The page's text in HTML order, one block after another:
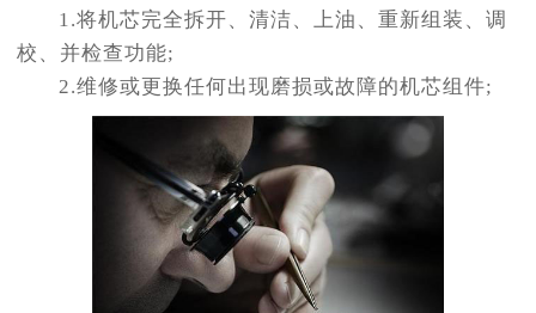
1.将机芯完全拆开、清洁、上油、重新组装、调
校、并检查功能;
2.维修或更换任何出现磨损或故障的机芯组件;